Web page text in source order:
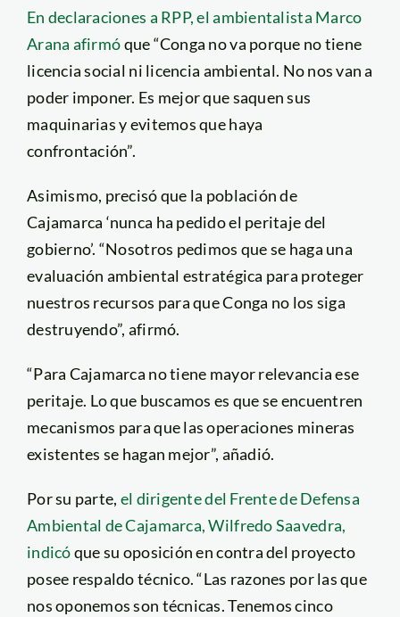
En declaraciones a RPP, el ambientalista Marco
Arana afirmóque “Conga no va porque no tiene
licencia social ni licencia ambiental. No nos van a
poder imponer. Es mejor que saquen sus
maquinarias y evitemos que haya
confrontación”.
Asimismo, precisó que la población de
Cajamarca ‘nunca ha pedido el peritaje del
gobierno’. “Nosotros pedimos que se haga una
evaluación ambiental estratégica para proteger
nuestros recursos para que Conga no los siga
destruyendo”, afirmó.
“Para Cajamarca no tiene mayor relevancia ese
peritaje. Lo que buscamos es que se encuentren
mecanismos para que las operaciones mineras
existentes se hagan mejor”, añadió.
Por su parte, el dirigente del Frente de Defensa
Ambiental de Cajamarca, Wilfredo Saavedra,
indicóque su oposición en contra del proyecto
posee respaldo técnico. “Las razones por las que
nos oponemos son técnicas. Tenemos cinco